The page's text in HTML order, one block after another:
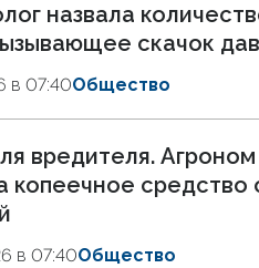
назвала
скачок
в 07:40Общество
вредителя. Агроном
копеечное средство
в 07:40Общество